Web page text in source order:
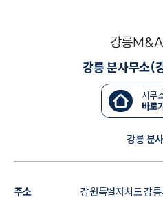
강릉
강릉 분사무소(
사무
바로
강릉 분
주소
강원특별자치도 강